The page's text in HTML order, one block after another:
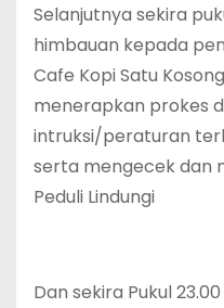
Selanjutnya sekira
himbauan kepada
Cafe Kopi Satu
menerapkan prokes
intruksi/peraturan
serta mengecek dan
Peduli Lindungi
Dan sekira Pukul